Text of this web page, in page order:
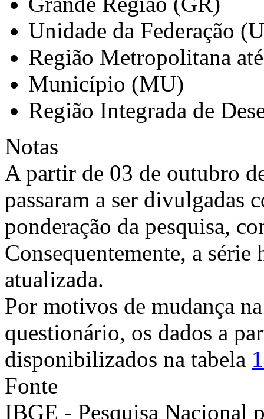
Unidade da Federação
Região Metropolitana
Município (MU)
Região Integrada de
Notas
A partir de 03 de outubro
passaram a ser divulgadas
ponderação da pesquisa,
Consequentemente, a
atualizada.
Por motivos de mudança
questionário, os dados a
disponibilizados na tabela
Fonte
IBGE - Pesquisa Nacional